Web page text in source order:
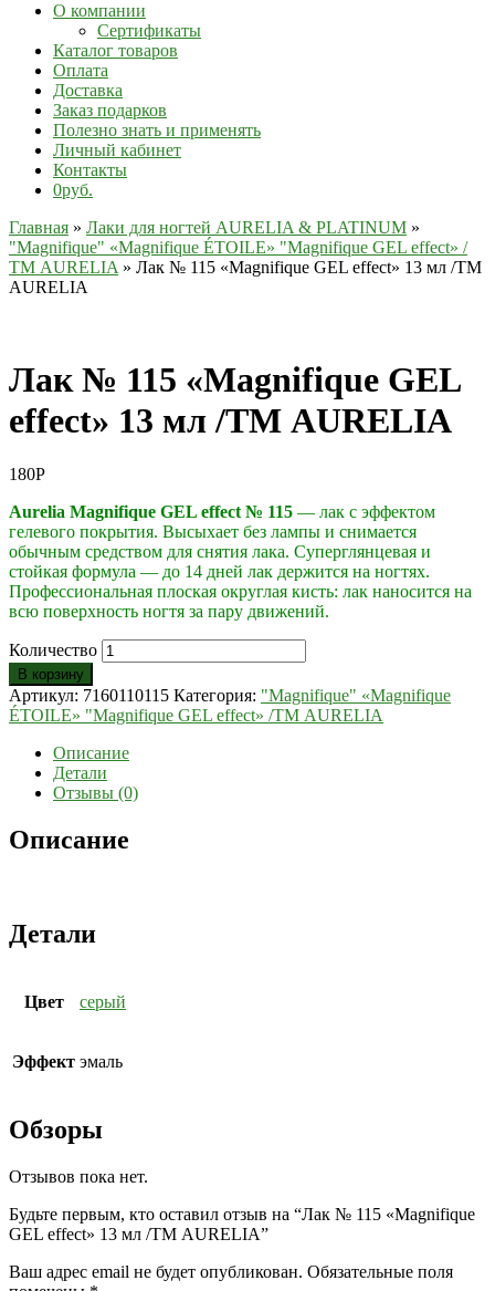
О компании
Сертификаты
Каталог товаров
Оплата
Доставка
Заказ подарков
Полезно знать и применять
Личный кабинет
Контакты
0руб.
Главная » Лаки для ногтей AURELIA & PLATINUM »
"Magnifique" «Magnifique ÉTOILE» "Magnifique GEL effect» /
ТМ AURELIA » Лак № 115 «Magnifique GEL effect» 13 мл /ТМ
AURELIA
Лак № 115 «Magnifique GEL
effect» 13 мл /ТМ AURELIA
180Р
Aurelia Magnifique GEL effect № 115 — лак с эффектом
гелевого покрытия. Высыхает без лампы и снимается
обычным средством для снятия лака. Суперглянцевая и
стойкая формула — до 14 дней лак держится на ногтях.
Профессиональная плоская округлая кисть: лак наносится на
всю поверхность ногтя за пару движений.
Количество
В корзину
Артикул: 7160110115 Категория: "Magnifique" «Magnifique
ÉTOILE» "Magnifique GEL effect» /ТМ AURELIA
Описание
Детали
Отзывы (0)
Описание
Детали
Цвет серый
Эффект эмаль
Обзоры
Отзывов пока нет.
Будьте первым, кто оставил отзыв на “Лак № 115 «Magnifique
GEL effect» 13 мл /ТМ AURELIA”
Ваш адрес email не будет опубликован. Обязательные поля